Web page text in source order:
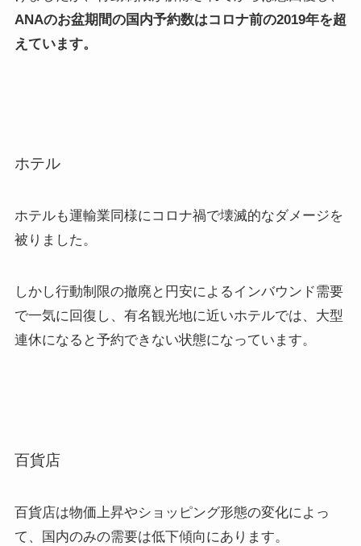
ANAのお盆期間の国内予約数はコロナ前の2019年を超
えています。
ホテル
ホテルも運輸業同様にコロナ禍で壊滅的なダメージを
被りました。
しかし行動制限の撤廃と円安によるインバウンド需要
で一気に回復し、有名観光地に近いホテルでは、大型
連休になると予約できない状態になっています。
百貨店
百貨店は物価上昇やショッピング形態の変化によっ
て、国内のみの需要は低下傾向にあります。